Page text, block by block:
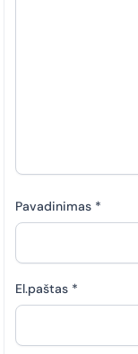
Pavadinimas *
El.paštas *